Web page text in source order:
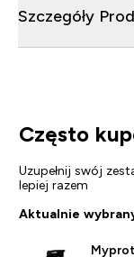
Szczegóły
Często
Uzupełnij swój
lepiej razem
Aktualnie